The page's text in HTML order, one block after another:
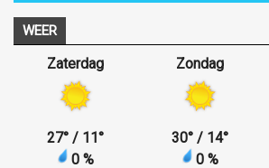
WEER
Zaterdag
27° / 11°
0 %
Zondag
30° / 14°
0 %